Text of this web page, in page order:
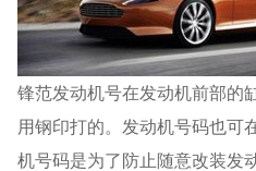
锋范发动机号在发动机前部的
用钢印打的。发动机号码也可
机号码是为了防止随意改装发